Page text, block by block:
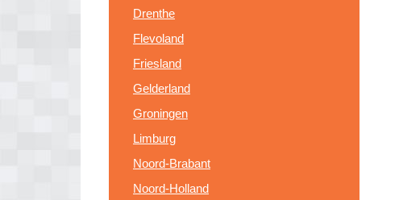
Drenthe
Flevoland
Friesland
Gelderland
Groningen
Limburg
Noord-Brabant
Noord-Holland